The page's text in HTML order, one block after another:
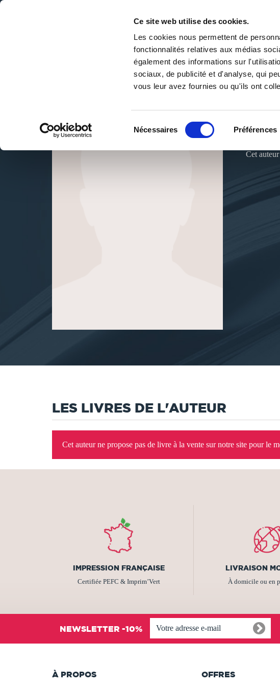
Ce site web utilise des cookies.
Les cookies nous permettent de
fonctionnalités relatives aux médias
également des informations sur
sociaux, de publicité et d'analyse, qui
vous leur avez fournies ou qu'ils ont
Nécessaires Préférences
DE LA PAGE BLANCHE... AU BEST SELLER
PUBLIER
pauline gourdet
Cet
LES LIVRES DE L'AUTEUR
Cet auteur ne propose pas de livre à la vente sur notre site pour le
IMPRESSION FRANÇAISE
Certifiée PEFC & Imprim’Vert
LIVRAISON
À domicile ou en
NEWSLETTER -10%
À PROPOS OFFRES